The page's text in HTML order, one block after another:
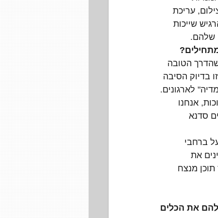
עריכת
שייכות
שלהם.
הטובה
בדיוק הסיבה
לארגונים.
אנחנו
סדנא
ברחבי
את
מנצח
את הכלים